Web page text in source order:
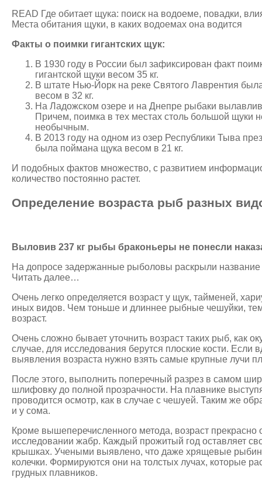
READ Где обитает щука: поиск на водоеме, повадки,
Места обитания щуки, в каких водоемах она водится
Факты о поимки гигантских щук:
В 1930 году в России был зафиксирован факт
гигантской щуки весом 35 кг.
В штате Нью-Йорк на реке Святого Лаврентия
весом в 32 кг.
На Ладожском озере и на Днепре рыбаки
Причем, поимка в тех местах столь большой щуки
необычным.
В 2013 году на одном из озер Республики Тыва
была поймана щука весом в 21 кг.
И подобных фактов множество, с развитием
количество постоянно растет.
Определение возраста рыб разных
Выловив 237 кг рыбы браконьеры не понесли
На допросе задержанные рыболовы раскрыли название
Читать далее…
Очень легко определяется возраст у щук, тайменей,
иных видов. Чем тоньше и длиннее рыбные чешуйки,
возраст.
Очень сложно бывает уточнить возраст таких рыб, как
случае, для исследования берутся плоские кости. Если
выявления возраста нужно взять самые крупные лучи
После этого, выполнить поперечный разрез в самом
шлифовку до полной прозрачности. На плавнике
проводится осмотр, как в случае с чешуей. Таким же
и у сома.
Кроме вышеперечисленного метода, возраст прекрасно
исследовании жабр. Каждый прожитый год оставляет
крышках. Учеными выявлено, что даже хрящевые
колечки. Формируются они на толстых лучах, которые
грудных плавников.